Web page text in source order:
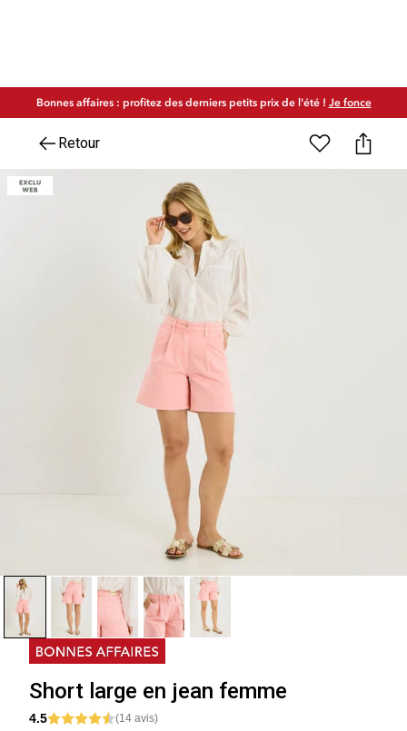
Bonnes affaires : profitez des derniers petits prix de l'été ! Je fonce
Retour
Short large en jean femme
4.5 (14 avis)